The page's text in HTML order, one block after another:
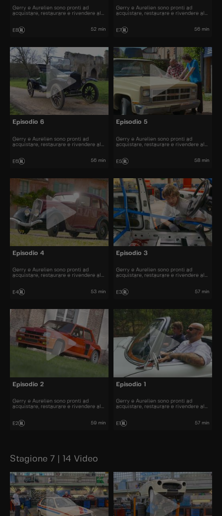
Gerry e Aurelien sono pronti ad
acquistare, restaurare e rivendere al
E8 52 min
Gerry e Aurelien sono pronti ad
acquistare, restaurare e rivendere al
E7 56 min
Episodio 6
Gerry e Aurelien sono pronti ad
acquistare, restaurare e rivendere al
E6 56 min
Episodio 5
Gerry e Aurelien sono pronti ad
acquistare, restaurare e rivendere al
E5 58 min
Episodio 4
Gerry e Aurelien sono pronti ad
acquistare, restaurare e rivendere al
E4 53 min
Episodio 3
Gerry e Aurelien sono pronti ad
acquistare, restaurare e rivendere al
E3 57 min
Episodio 2
Gerry e Aurelien sono pronti ad
acquistare, restaurare e rivendere al
E2 59 min
Episodio 1
Gerry e Aurelien sono pronti ad
acquistare, restaurare e rivendere al
E1 57 min
Stagione 7 | 14 Video